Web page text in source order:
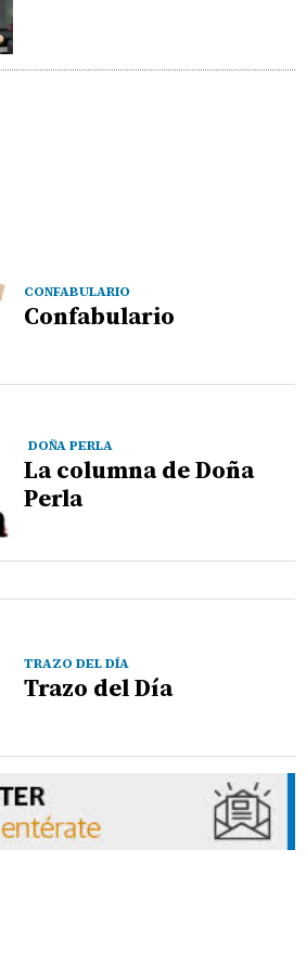
CONFABULARIO
Confabulario
DOÑA PERLA
La columna de Doña
Perla
TRAZO DEL DÍA
Trazo del Día